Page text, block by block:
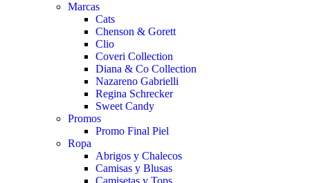
Marcas
Cats
Chenson & Gorett
Clio
Coveri Collection
Diana & Co Collection
Nazareno Gabrielli
Regina Schrecker
Sweet Candy
Promos
Promo Final Piel
Ropa
Abrigos y Chalecos
Camisas y Blusas
Camisetas y Tops